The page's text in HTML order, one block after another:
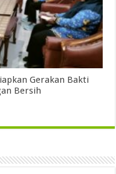
Gerakan Bakti
Bersih